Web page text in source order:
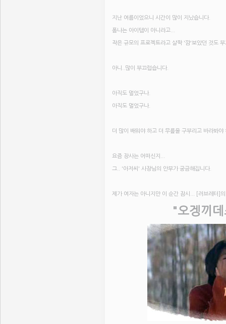
지난 여름이었으니 시간이 많이 지났습니다.
폼나는 아이템이 아니라고...
작은 규모의 프로젝트라고 살짝 '깜'보았던 것도
아니..많이 부끄럽습니다.
아직도 멀었구나.
아직도 멀었구나.
더 많이 배워야 하고 더 무릎을 구부리고 바라봐야
요즘 장사는 어떠신지...
그.. '아저씨' 사장님의 안부가 궁금해집니다.
제가 여자는 아니지만 이 순간 잠시... [러브레터]
"오겡끼